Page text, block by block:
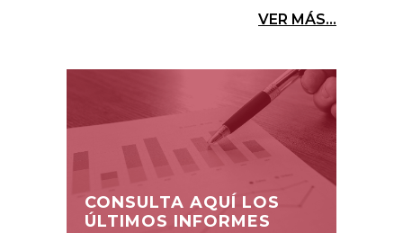
VER MÁS...
CONSULTA AQUÍ LOS
ÚLTIMOS INFORMES